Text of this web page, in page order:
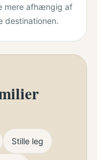
mere afhængig af
destinationen.
Stille leg